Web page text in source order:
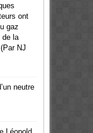
ont
gaz
de la
NJ
neutre